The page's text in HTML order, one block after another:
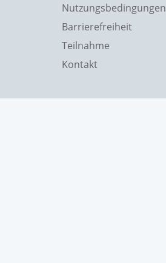
Nutzungsbedingungen
Barrierefreiheit
Teilnahme
Kontakt